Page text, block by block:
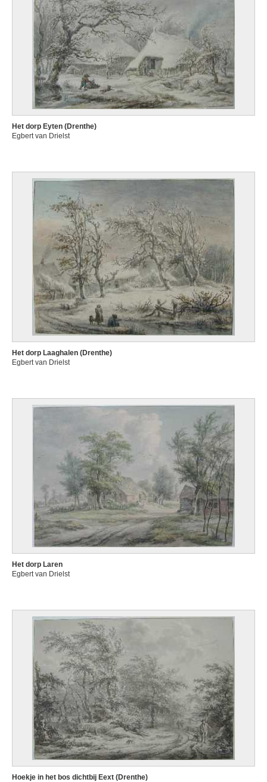
Het dorp Eyten (Drenthe)
Egbert van Drielst
Het dorp Laaghalen (Drenthe)
Egbert van Drielst
Het dorp Laren
Egbert van Drielst
Hoekje in het bos dichtbij Eext (Drenthe)